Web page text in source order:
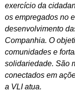
exercício da
os empregados no
desenvolvimento
Companhia. O
comunidades e
solidariedade. São
conectados em
a VLI atua.